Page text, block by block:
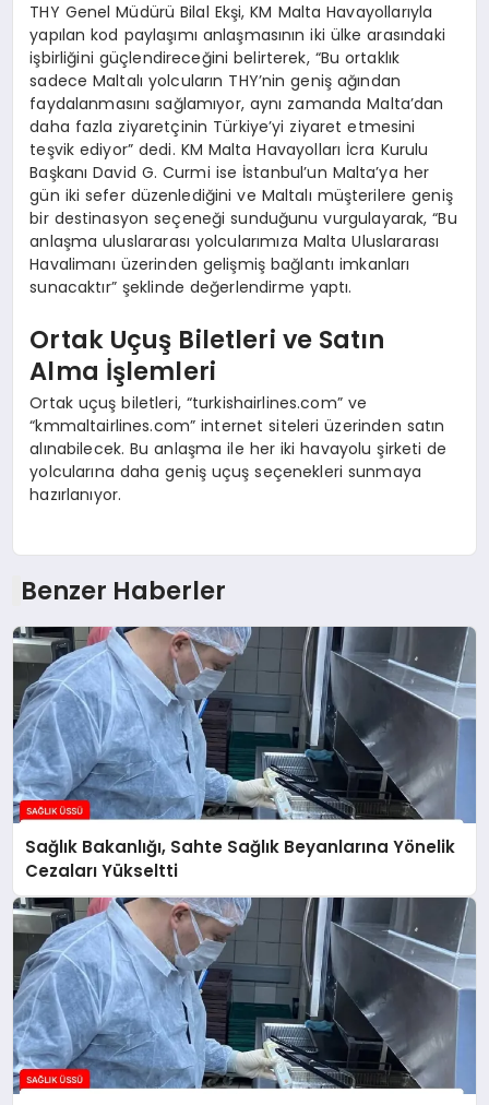
THY Genel Müdürü Bilal Ekşi, KM Malta Havayollarıyla
yapılan kod paylaşımı anlaşmasının iki ülke arasındaki
işbirliğini güçlendireceğini belirterek, “Bu ortaklık
sadece Maltalı yolcuların THY’nin geniş ağından
faydalanmasını sağlamıyor, aynı zamanda Malta’dan
daha fazla ziyaretçinin Türkiye’yi ziyaret etmesini
teşvik ediyor” dedi. KM Malta Havayolları İcra Kurulu
Başkanı David G. Curmi ise İstanbul’un Malta’ya her
gün iki sefer düzenlediğini ve Maltalı müşterilere geniş
bir destinasyon seçeneği sunduğunu vurgulayarak, “Bu
anlaşma uluslararası yolcularımıza Malta Uluslararası
Havalimanı üzerinden gelişmiş bağlantı imkanları
sunacaktır” şeklinde değerlendirme yaptı.
Ortak Uçuş Biletleri ve Satın
Alma İşlemleri
Ortak uçuş biletleri, “turkishairlines.com” ve
“kmmaltairlines.com” internet siteleri üzerinden satın
alınabilecek. Bu anlaşma ile her iki havayolu şirketi de
yolcularına daha geniş uçuş seçenekleri sunmaya
hazırlanıyor.
Benzer Haberler
Sağlık Bakanlığı, Sahte Sağlık Beyanlarına Yönelik
Cezaları Yükseltti